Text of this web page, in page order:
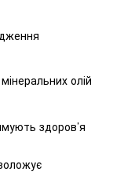
олій
здоров’я